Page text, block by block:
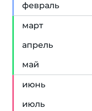
февраль
март
апрель
май
июнь
июль